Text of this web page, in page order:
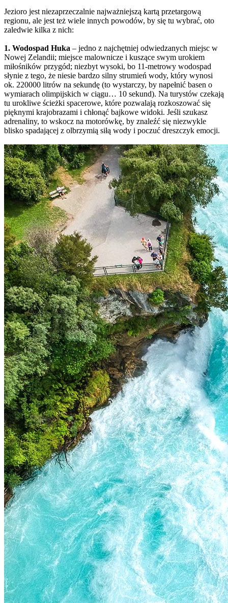
Jezioro jest niezaprzeczalnie najważniejszą kartą przetargową
regionu, ale jest też wiele innych powodów, by się tu wybrać, oto
zaledwie kilka z nich:
1. Wodospad Huka – jedno z najchętniej odwiedzanych miejsc w
Nowej Zelandii; miejsce malownicze i kuszące swym urokiem
miłośników przygód; niezbyt wysoki, bo 11-metrowy wodospad
słynie z tego, że niesie bardzo silny strumień wody, który wynosi
ok. 220000 litrów na sekundę (to wystarczy, by napełnić basen o
wymiarach olimpijskich w ciągu… 10 sekund). Na turystów czekają
tu urokliwe ścieżki spacerowe, które pozwalają rozkoszować się
pięknymi krajobrazami i chłonąć bajkowe widoki. Jeśli szukasz
adrenaliny, to wskocz na motorówkę, by znaleźć się niezwykle
blisko spadającej z olbrzymią siłą wody i poczuć dreszczyk emocji.